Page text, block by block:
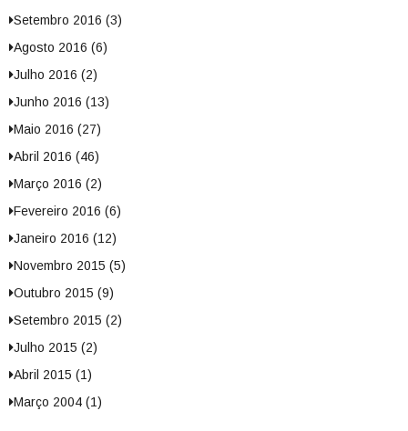
Setembro 2016 (3)
Agosto 2016 (6)
Julho 2016 (2)
Junho 2016 (13)
Maio 2016 (27)
Abril 2016 (46)
Março 2016 (2)
Fevereiro 2016 (6)
Janeiro 2016 (12)
Novembro 2015 (5)
Outubro 2015 (9)
Setembro 2015 (2)
Julho 2015 (2)
Abril 2015 (1)
Março 2004 (1)